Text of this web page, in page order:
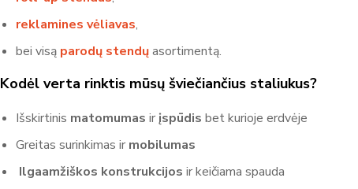
reklamines vėliavas,
bei visą parodų stendųasortimentą.
Kodėl verta rinktis mūsų šviečiančius staliukus?
Išskirtinis matomumas irįspūdis bet kurioje erdvėje
Greitas surinkimas ir mobilumas
Ilgaamžiškos konstrukcijos ir keičiama spauda